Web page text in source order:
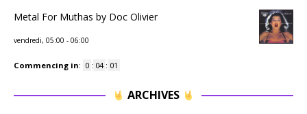
Metal For Muthas by Doc Olivier
vendredi, 05:00 - 06:00
Commencing in: 0 : 04 : 01
ARCHIVES